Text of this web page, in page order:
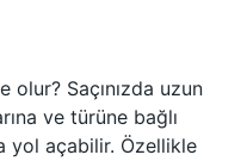
olur? Saçınızda uzun
ve türüne bağlı
yol açabilir. Özellikle